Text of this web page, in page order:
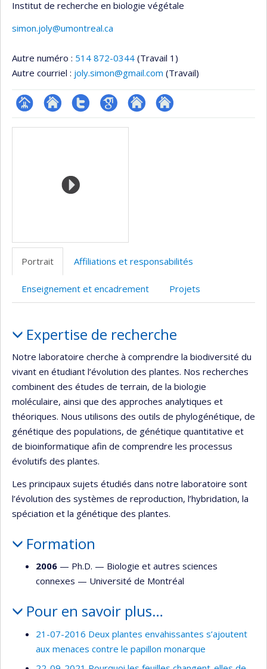
Institut de recherche en biologie végétale
simon.joly@umontreal.ca
Autre numéro : 514 872-0344 (Travail 1)
Autre courriel : joly.simon@gmail.com (Travail)
Page Site
recherche
CompteGoogleAutre Autre
Médias
Portrait Affiliations et responsabilités
Enseignement et encadrement Projets
Expertise de recherche
Notre laboratoire cherche à comprendre la biodiversité du
vivant en étudiant l’évolution des plantes. Nos recherches
combinent des études de terrain, de la biologie
moléculaire, ainsi que des approches analytiques et
théoriques. Nous utilisons des outils de phylogénétique, de
génétique des populations, de génétique quantitative et
de bioinformatique afin de comprendre les processus
évolutifs des plantes.
Les principaux sujets étudiés dans notre laboratoire sont
l’évolution des systèmes de reproduction, l’hybridation, la
spéciation et la génétique des plantes.
Formation
2006 — Ph.D. — Biologie et autres sciences
connexes — Université de Montréal
Pour en savoir plus…
21-07-2016 Deux plantes envahissantes s’ajoutent
aux menaces contre le papillon monarque